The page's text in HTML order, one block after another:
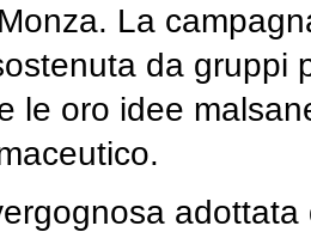
La
da gruppi
le oro idee